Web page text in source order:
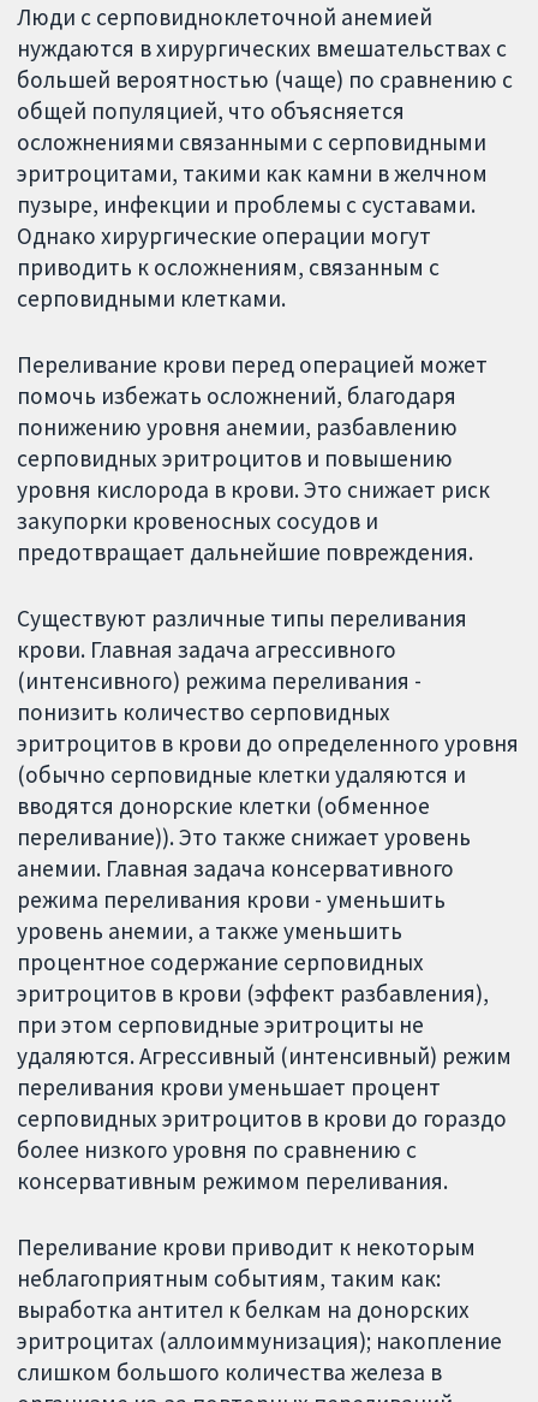
Люди с серповидноклеточной анемией
нуждаются в хирургических вмешательствах с
большей вероятностью (чаще) по сравнению с
общей популяцией, что объясняется
осложнениями связанными с серповидными
эритроцитами, такими как камни в желчном
пузыре, инфекции и проблемы с суставами.
Однако хирургические операции могут
приводить к осложнениям, связанным с
серповидными клетками.
Переливание крови перед операцией может
помочь избежать осложнений, благодаря
понижению уровня анемии, разбавлению
серповидных эритроцитов и повышению
уровня кислорода в крови. Это снижает риск
закупорки кровеносных сосудов и
предотвращает дальнейшие повреждения.
Существуют различные типы переливания
крови. Главная задача агрессивного
(интенсивного) режима переливания -
понизить количество серповидных
эритроцитов в крови до определенного уровня
(обычно серповидные клетки удаляются и
вводятся донорские клетки (обменное
переливание)). Это также снижает уровень
анемии. Главная задача консервативного
режима переливания крови - уменьшить
уровень анемии, а также уменьшить
процентное содержание серповидных
эритроцитов в крови (эффект разбавления),
при этом серповидные эритроциты не
удаляются. Агрессивный (интенсивный) режим
переливания крови уменьшает процент
серповидных эритроцитов в крови до гораздо
более низкого уровня по сравнению с
консервативным режимом переливания.
Переливание крови приводит к некоторым
неблагоприятным событиям, таким как:
выработка антител к белкам на донорских
эритроцитах (аллоиммунизация); накопление
слишком большого количества железа в